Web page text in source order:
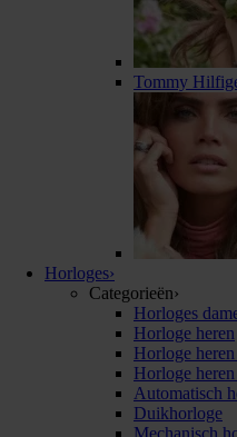
Tommy
Horloges›
Categorieën›
Horloges
Horloge heren
Horloge
Horloge
Automatisch
Duikhorloge
Mechanisch